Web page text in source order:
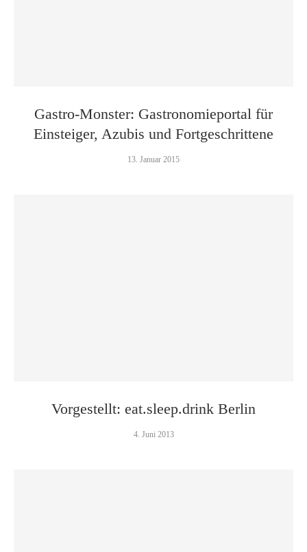
Gastro-Monster: Gastronomieportal für
Einsteiger, Azubis und Fortgeschrittene
13. Januar 2015
Vorgestellt: eat.sleep.drink Berlin
4. Juni 2013